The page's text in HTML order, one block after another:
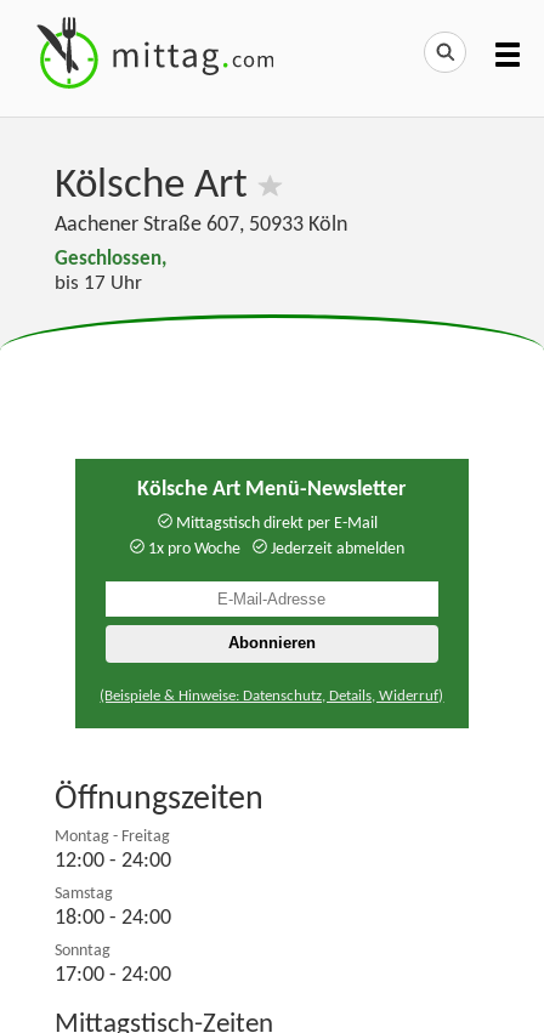
Kölsche Art
Aachener Straße 607, 50933 Köln
Geschlossen,
bis 17 Uhr
Kölsche Art Menü-Newsletter
Mittagstisch direkt per E-Mail
1x pro Woche
Jederzeit abmelden
(Beispiele & Hinweise: Datenschutz, Details, Widerruf)
Öffnungszeiten
Montag - Freitag
12:00 - 24:00
Samstag
18:00 - 24:00
Sonntag
17:00 - 24:00
Mittagstisch-Zeiten